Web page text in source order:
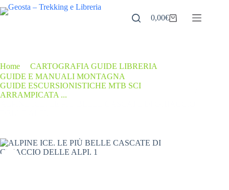
Salta
al
Carrello
0,00€
Home CARTOGRAFIA GUIDE LIBRERIA
GUIDE E MANUALI MONTAGNA
GUIDE ESCURSIONISTICHE MTB SCI
ARRAMPICATA ...